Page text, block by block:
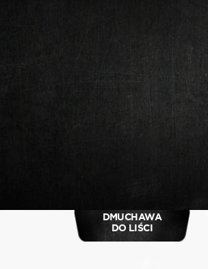
DMUCHAWA
DO LIŚCI